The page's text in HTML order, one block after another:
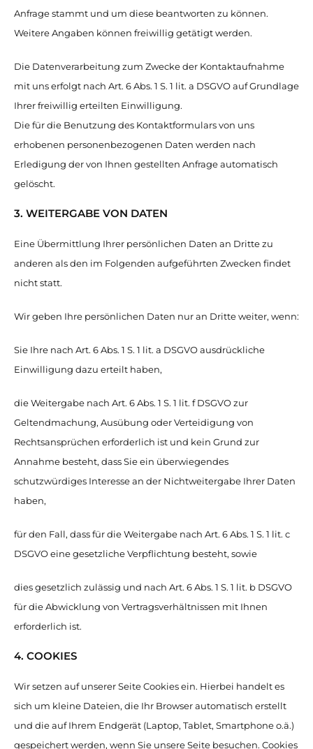
Anfrage stammt und um diese beantworten zu können.
Weitere Angaben können freiwillig getätigt werden.
Die Datenverarbeitung zum Zwecke der Kontaktaufnahme
mit uns erfolgt nach Art. 6 Abs. 1 S. 1 lit. a DSGVO auf Grundlage
Ihrer freiwillig erteilten Einwilligung.
Die für die Benutzung des Kontaktformulars von uns
erhobenen personenbezogenen Daten werden nach
Erledigung der von Ihnen gestellten Anfrage automatisch
gelöscht.
3. WEITERGABE VON DATEN
Eine Übermittlung Ihrer persönlichen Daten an Dritte zu
anderen als den im Folgenden aufgeführten Zwecken findet
nicht statt.
Wir geben Ihre persönlichen Daten nur an Dritte weiter, wenn:
Sie Ihre nach Art. 6 Abs. 1 S. 1 lit. a DSGVO ausdrückliche
Einwilligung dazu erteilt haben,
die Weitergabe nach Art. 6 Abs. 1 S. 1 lit. f DSGVO zur
Geltendmachung, Ausübung oder Verteidigung von
Rechtsansprüchen erforderlich ist und kein Grund zur
Annahme besteht, dass Sie ein überwiegendes
schutzwürdiges Interesse an der Nichtweitergabe Ihrer Daten
haben,
für den Fall, dass für die Weitergabe nach Art. 6 Abs. 1 S. 1 lit. c
DSGVO eine gesetzliche Verpflichtung besteht, sowie
dies gesetzlich zulässig und nach Art. 6 Abs. 1 S. 1 lit. b DSGVO
für die Abwicklung von Vertragsverhältnissen mit Ihnen
erforderlich ist.
4. COOKIES
Wir setzen auf unserer Seite Cookies ein. Hierbei handelt es
sich um kleine Dateien, die Ihr Browser automatisch erstellt
und die auf Ihrem Endgerät (Laptop, Tablet, Smartphone o.ä.)
gespeichert werden, wenn Sie unsere Seite besuchen. Cookies